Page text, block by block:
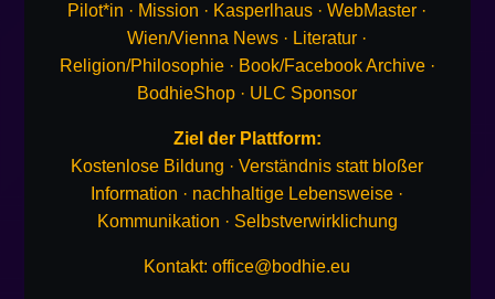
Pilot*in · Mission · Kasperlhaus · WebMaster ·
Wien/Vienna News · Literatur ·
Religion/Philosophie · Book/Facebook Archive ·
BodhieShop · ULC Sponsor
Ziel der Plattform:
Kostenlose Bildung · Verständnis statt bloßer
Information · nachhaltige Lebensweise ·
Kommunikation · Selbstverwirklichung
Kontakt:office@bodhie.eu